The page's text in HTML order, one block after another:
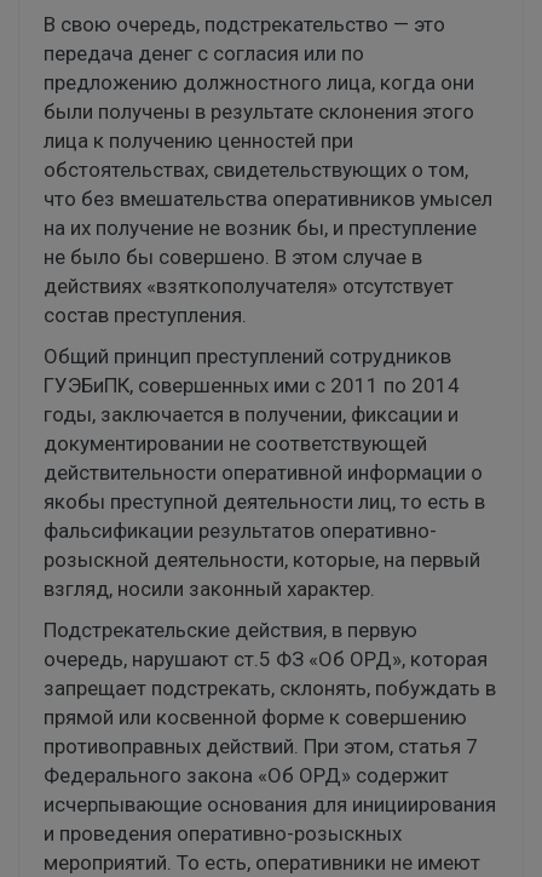
В свою очередь, подстрекательство — это
передача денег с согласия или по
предложению должностного лица, когда они
были получены в результате склонения этого
лица к получению ценностей при
обстоятельствах, свидетельствующих о том,
что без вмешательства оперативников умысел
на их получение не возник бы, и преступление
не было бы совершено. В этом случае в
действиях «взяткополучателя» отсутствует
состав преступления.
Общий принцип преступлений сотрудников
ГУЭБиПК, совершенных ими с 2011 по 2014
годы, заключается в получении, фиксации и
документировании не соответствующей
действительности оперативной информации о
якобы преступной деятельности лиц, то есть в
фальсификации результатов оперативно-
розыскной деятельности, которые, на первый
взгляд, носили законный характер.
Подстрекательские действия, в первую
очередь, нарушают ст.5 ФЗ «Об ОРД», которая
запрещает подстрекать, склонять, побуждать в
прямой или косвенной форме к совершению
противоправных действий. При этом, статья 7
Федерального закона «Об ОРД» содержит
исчерпывающие основания для инициирования
и проведения оперативно-розыскных
мероприятий. То есть, оперативники не имеют